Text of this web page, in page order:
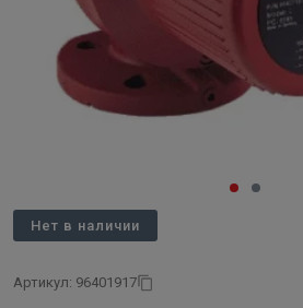
Нет в наличии
Артикул: 96401917